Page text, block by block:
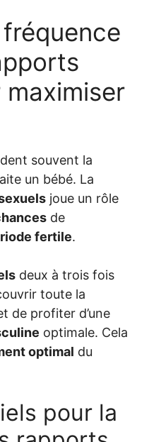
souvent la
un bébé. La
joue un rôle
de
fertile.
deux à trois fois
toute la
de profiter d’une
optimale. Cela
optimal du
pour la